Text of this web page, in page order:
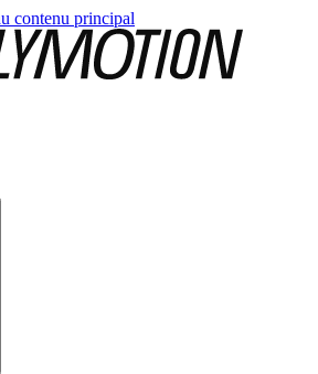
contenu principal